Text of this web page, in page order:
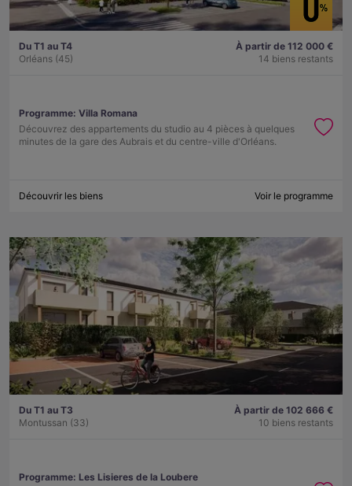
Du T1 au T4
Orléans (45)
À partir de 112 000 €
14 biens restants
Programme: Villa Romana
Découvrez des appartements du studio au 4 pièces à quelques
minutes de la gare des Aubrais et du centre-ville d'Orléans.
Découvrir les biens Voir le programme
Du T1 au T3
Montussan (33)
À partir de 102 666 €
10 biens restants
Programme: Les Lisieres de la Loubere